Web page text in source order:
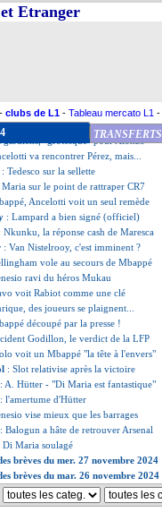
Etranger
- clubs de L1 - Tableau mercato L1 -
TRANSFERTS
coup de gueule de Kombouaré !
: Frimpong priorité de Liverpool
s'amuse des déboires de Mbappé
pense que Mbappé est marabouté
dans le viseur de l'OM ?
gardiens, "grotesque" pour Alonzo
va rencontrer Pérez, mais...
: Tedesco sur la sellette
sur le point de rattraper CR7
Ancelotti voit un seul remède
: Lampard a bien signé (officiel)
: Nkunku, la réponse cash de Maresca
: Van Nistelrooy, c'est imminent ?
vole au secours de Mbappé
ravi du héros Mukau
voit Rabiot comme une clé
des joueurs se plaignent...
découpé par la presse !
Godillon, le verdict de la LFP
voit un Mbappé "la tête à l'envers"
: Slot relativise après la victoire
: A. Hütter - "Di Maria est fantastique"
: l'amertume d'Hütter
vise mieux que les barrages
: Balogun a hâte de retrouver Arsenal
Di Maria soulagé
brèves du mer. 27 novembre 2024
brèves du mar. 26 novembre 2024